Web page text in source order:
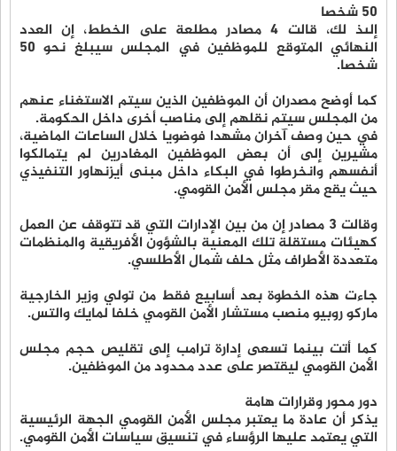
50 شخصا
إلىذ لك، قالت 4 مصادر مطلعة على الخطط، إن العدد
النهائي المتوقع للموظفين في المجلس سيبلغ نحو 50
شخصا.
كما أوضح مصدران أن الموظفين الذين سيتم الاستغناء عنهم
من المجلس سيتم نقلهم إلى مناصب أخرى داخل الحكومة.
في حين وصف آخران مشهدا فوضويا خلال الساعات الماضية،
مشيرين إلى أن بعض الموظفين المغادرين لم يتمالكوا
أنفسهم وانخرطوا في البكاء داخل مبنى أيزنهاور التنفيذي
حيث يقع مقر مجلس الأمن القومي.
وقالت 3 مصادر إن من بين الإدارات التي قد تتوقف عن العمل
كهيئات مستقلة تلك المعنية بالشؤون الأفريقية والمنظمات
متعددة الأطراف مثل حلف شمال الأطلسي.
جاءت هذه الخطوة بعد أسابيع فقط من تولي وزير الخارجية
ماركو روبيو منصب مستشار الأمن القومي خلفا لمايك والتس.
كما أتت بينما تسعى إدارة ترامب إلى تقليص حجم مجلس
الأمن القومي ليقتصر على عدد محدود من الموظفين.
دور محور وقرارات هامة
يذكر أن عادة ما يعتبر مجلس الأمن القومي الجهة الرئيسية
التي يعتمد عليها الرؤساء في تنسيق سياسات الأمن القومي.